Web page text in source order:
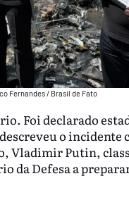
Fernandes / Brasil de Fato
Foi declarado
o incidente
Vladimir Putin,
Defesa a